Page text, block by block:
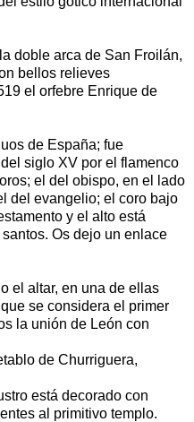
doble arca de San Froilán,
bellos relieves
el orfebre Enrique de
de España; fue
siglo XV por el flamenco
el del obispo, en el lado
del evangelio; el coro bajo
y el alto está
Os dejo un enlace
el altar, en una de ellas
que se considera el primer
la unión de León con
de Churriguera,
está decorado con
al primitivo templo.